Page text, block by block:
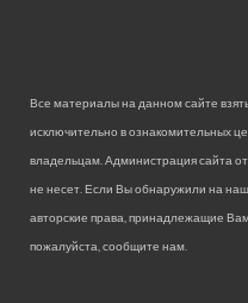
Все материалы на данном сайте
исключительно в ознакомительных
владельцам. Администрация сайта
не несет. Если Вы обнаружили на
авторские права, принадлежащие
пожалуйста, сообщите нам.